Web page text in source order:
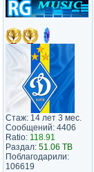
Стаж: 14 лет 3 мес.
Сообщений: 4406
Ratio: 118.91
Раздал: 51.06 TB
Поблагодарили:
106619